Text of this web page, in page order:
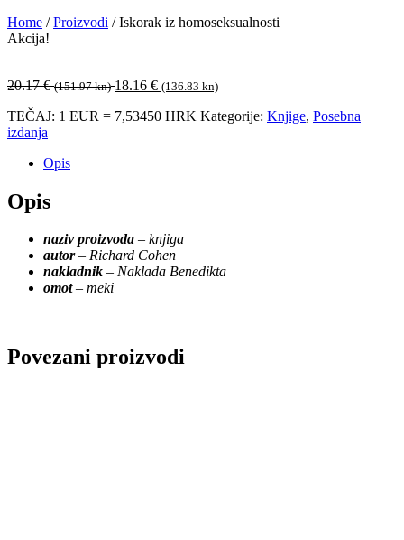
Home / Proizvodi / Iskorak iz homoseksualnosti
Akcija!
20.17€ (151.97 kn) Izvorna
bila
18.16 € (136.83 kn)Trenutna
je:
TEČAJ: 1 EUR = 7,53450 HRK Kategorije: Knjige, Posebna
izdanja
Opis
Opis
naziv proizvoda – knjiga
autor– Richard Cohen
nakladnik – Naklada Benedikta
omot– meki
Povezani proizvodi